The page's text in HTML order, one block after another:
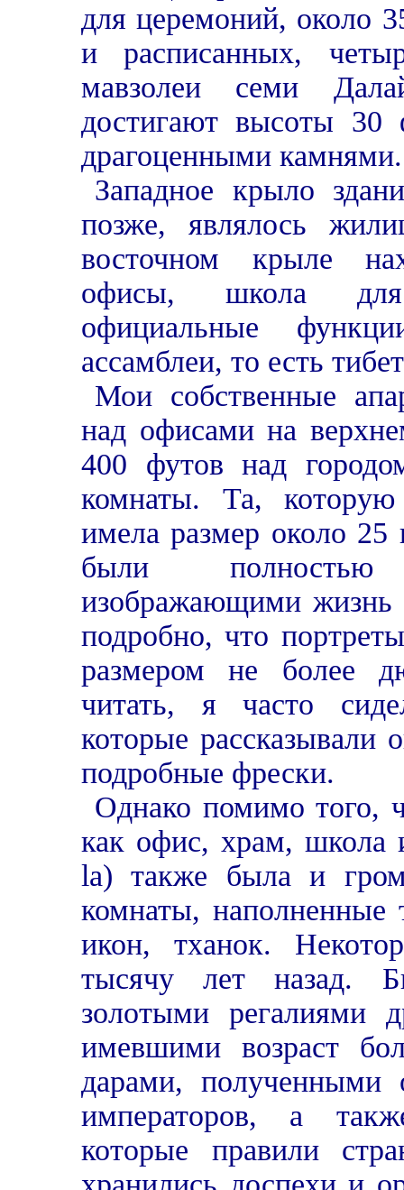
для церемоний, около
и расписанных,
мавзолеи семи
достигают высоты
драгоценными камнями.
Западное крыло
позже, являлось
восточном крыле
офисы, школа для
официальные
ассамблеи, то есть
Мои собственные
над офисами на
400 футов над
комнаты. Та,
имела размер около 25
были
изображающими жизнь
подробно, что
размером не более
читать, я часто
которые рассказывали
подробные фрески.
Однако помимо того,
как офис, храм,
la) также была и
комнаты, наполненные
икон, тханок.
тысячу лет назад.
золотыми регалиями
имевшими возраст
дарами, полученными
императоров, а
которые правили